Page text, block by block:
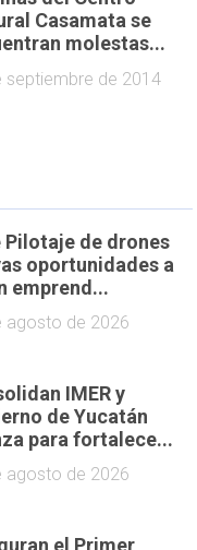
Casamata se
molestas...
septiembre de 2014
Pilotaje de drones
oportunidades a
emprend...
agosto de 2026
IMER y
de Yucatán
para fortalece...
agosto de 2026
el Primer